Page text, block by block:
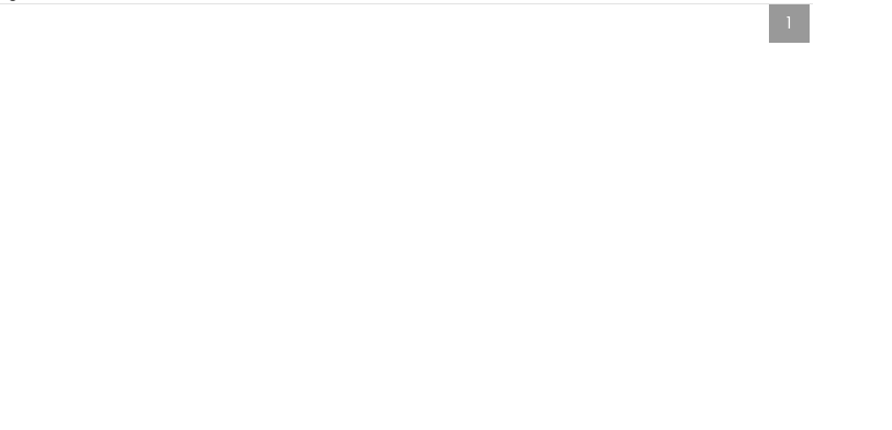
1